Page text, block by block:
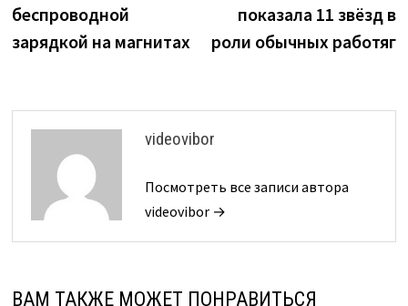
беспроводной
зарядкой на магнитах
показала 11 звёзд в
роли обычных работяг
videovibor
Посмотреть все записи автора
videovibor →
ВАМ ТАКЖЕ МОЖЕТ ПОНРАВИТЬСЯ